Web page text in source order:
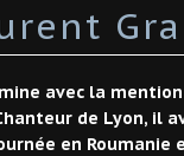
avec la
de Lyon, il
en Roumanie